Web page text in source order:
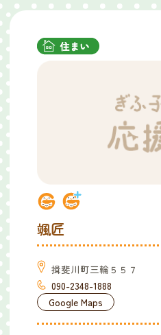
颯匠
揖斐川町三輪５５７
090-2348-1888
Google Maps